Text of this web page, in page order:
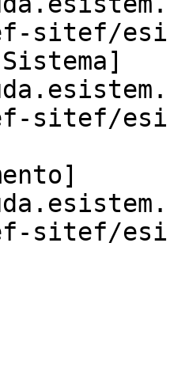
sitef/
sitef/